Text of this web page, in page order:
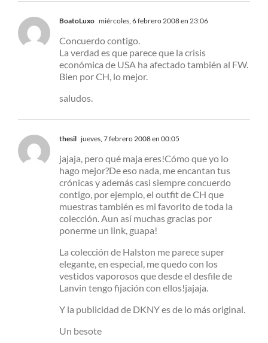
BoatoLuxo miércoles, 6 febrero 2008 en 23:06
Concuerdo contigo.
La verdad es que parece que la crisis
económica de USA ha afectado también al FW.
Bien por CH, lo mejor.
saludos.
thesil jueves, 7 febrero 2008 en 00:05
jajaja, pero qué maja eres!Cómo que yo lo
hago mejor?De eso nada, me encantan tus
crónicas y además casi siempre concuerdo
contigo, por ejemplo, el outfit de CH que
muestras también es mi favorito de toda la
colección. Aun así muchas gracias por
ponerme un link, guapa!
La colección de Halston me parece super
elegante, en especial, me quedo con los
vestidos vaporosos que desde el desfile de
Lanvin tengo fijación con ellos!jajaja.
Y la publicidad de DKNY es de lo más original.
Un besote